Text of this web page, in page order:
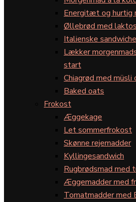
Energitæt og hurtig
Øllebrød med
Italienske
Lækker
start
Chiagrød med
Baked oats
Frokost
Æggekage
Let sommerfrokost
Skønne rejemadder
Kyllingesandwich
Rugbrødsmad med
Æggemadder med
Tomatmadder med